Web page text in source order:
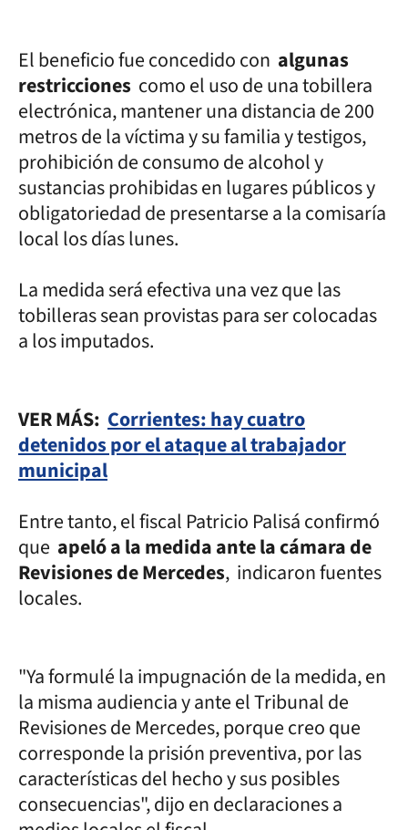
El beneficio fue concedido con algunas
restricciones como el uso de una tobillera
electrónica, mantener una distancia de 200
metros de la víctima y su familia y testigos,
prohibición de consumo de alcohol y
sustancias prohibidas en lugares públicos y
obligatoriedad de presentarse a la comisaría
local los días lunes.
La medida será efectiva una vez que las
tobilleras sean provistas para ser colocadas
a los imputados.
VER MÁS: Corrientes: hay cuatro
detenidos por el ataque al trabajador
municipal
Entre tanto, el fiscal Patricio Palisá confirmó
que apeló a la medida ante la cámara de
Revisiones de Mercedes, indicaron fuentes
locales.
"Ya formulé la impugnación de la medida, en
la misma audiencia y ante el Tribunal de
Revisiones de Mercedes, porque creo que
corresponde la prisión preventiva, por las
características del hecho y sus posibles
consecuencias", dijo en declaraciones a